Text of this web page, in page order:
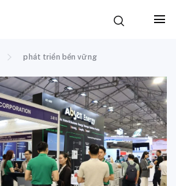
phát triển bền vững